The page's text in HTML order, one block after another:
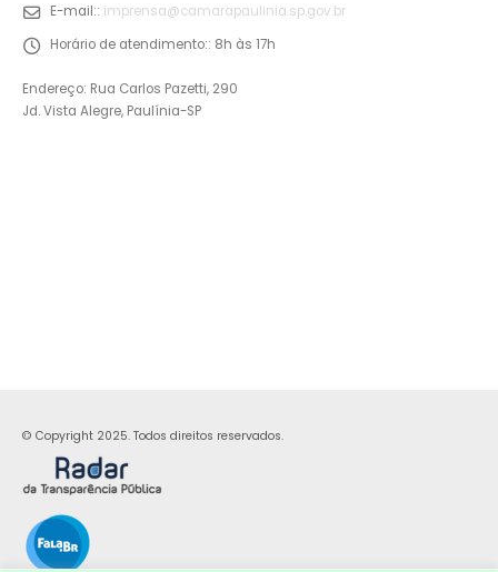
E-mail:: imprensa@camarapaulinia.sp.gov.br
Horário de atendimento:: 8h às 17h
Endereço: Rua Carlos Pazetti, 290
Jd. Vista Alegre, Paulínia-SP
© Copyright 2025. Todos direitos reservados.